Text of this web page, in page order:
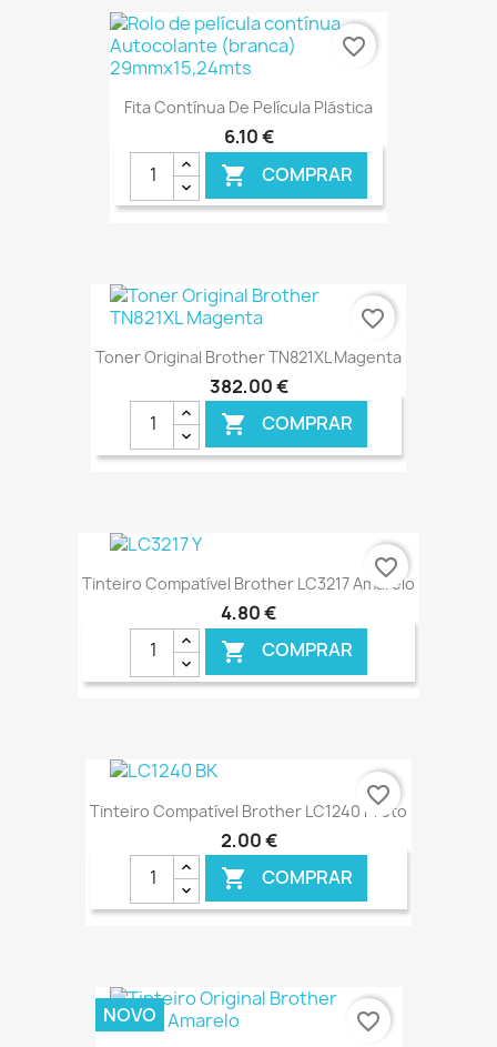
€ ONLINE
Fita Contínua De Película Plástica
6,10 €
 COMPRAR
favorite_border
Toner Original Brother TN821XL Magenta
382,00 €
 COMPRAR
favorite_border
Tinteiro Compatível Brother LC3217 Amarelo
4,80 €
 COMPRAR
€ ONLINE
favorite_border
Tinteiro Compatível Brother LC1240 Preto
2,00 €
 COMPRAR
€ ONLINE
favorite_border
NOVO favorite_border